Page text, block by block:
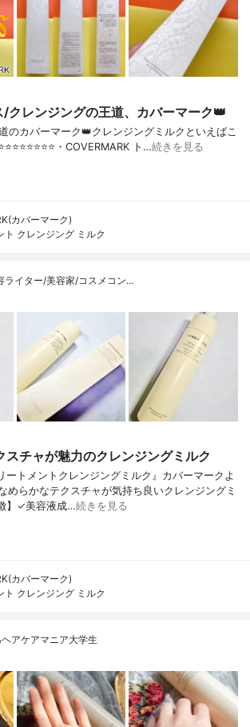
クレンジングの王道、カバーマーク👑
のカバーマーク👑クレンジングミルクといえばこ
・COVERMARK ト…続きを見る
カバーマーク)
ト クレンジング ミルク
ライター/美容家/コスメコン…
スチャが魅力のクレンジングミルク
トメントクレンジングミルク』カバーマークよ
めらかなテクスチャが気持ち良いクレンジングミ
】✓美容液成…続きを見る
カバーマーク)
ト クレンジング ミルク
アケアマニア大学生